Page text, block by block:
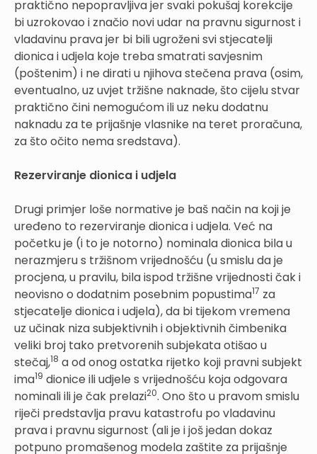
praktično nepopravljiva jer svaki pokušaj korekcije
bi uzrokovao i značio novi udar na pravnu sigurnost i
vladavinu prava jer bi bili ugroženi svi stjecatelji
dionica i udjela koje treba smatrati savjesnim
(poštenim) i ne dirati u njihova stečena prava (osim,
eventualno, uz uvjet tržišne naknade, što cijelu stvar
praktično čini nemogućom ili uz neku dodatnu
naknadu za te prijašnje vlasnike na teret proračuna,
za što očito nema sredstava).
Rezerviranje dionica i udjela
Drugi primjer loše normative je baš način na koji je
uređeno to rezerviranje dionica i udjela. Već na
početku je (i to je notorno) nominala dionica bila u
nerazmjeru s tržišnom vrijednošću (u smislu da je
procjena, u pravilu, bila ispod tržišne vrijednosti čak i
neovisno o dodatnim posebnim popustima17 za
stjecatelje dionica i udjela), da bi tijekom vremena
uz učinak niza subjektivnih i objektivnih čimbenika
veliki broj tako pretvorenih subjekata otišao u
stečaj,18 a od onog ostatka rijetko koji pravni subjekt
ima19 dionice ili udjele s vrijednošću koja odgovara
nominali ili je čak prelazi20. Ono što u pravom smislu
riječi predstavlja pravu katastrofu po vladavinu
prava i pravnu sigurnost (ali je i još jedan dokaz
potpuno promašenog modela zaštite za prijašnje